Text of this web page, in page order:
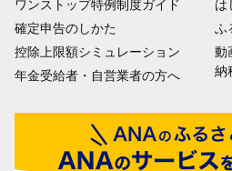
ワンストップ特例制度ガイド
確定申告のしかた
控除上限額シミュレーション
年金受給者・自営業者の方へ
は
ふ
動
納